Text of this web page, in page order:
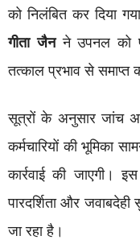
को निलंबित कर दिया
गीता जैनने उपनल को
तत्काल प्रभाव से समाप्त
सूत्रों के अनुसार जांच
कर्मचारियों की भूमिका
कार्रवाई की जाएगी।
पारदर्शिता और
जा रहा है।